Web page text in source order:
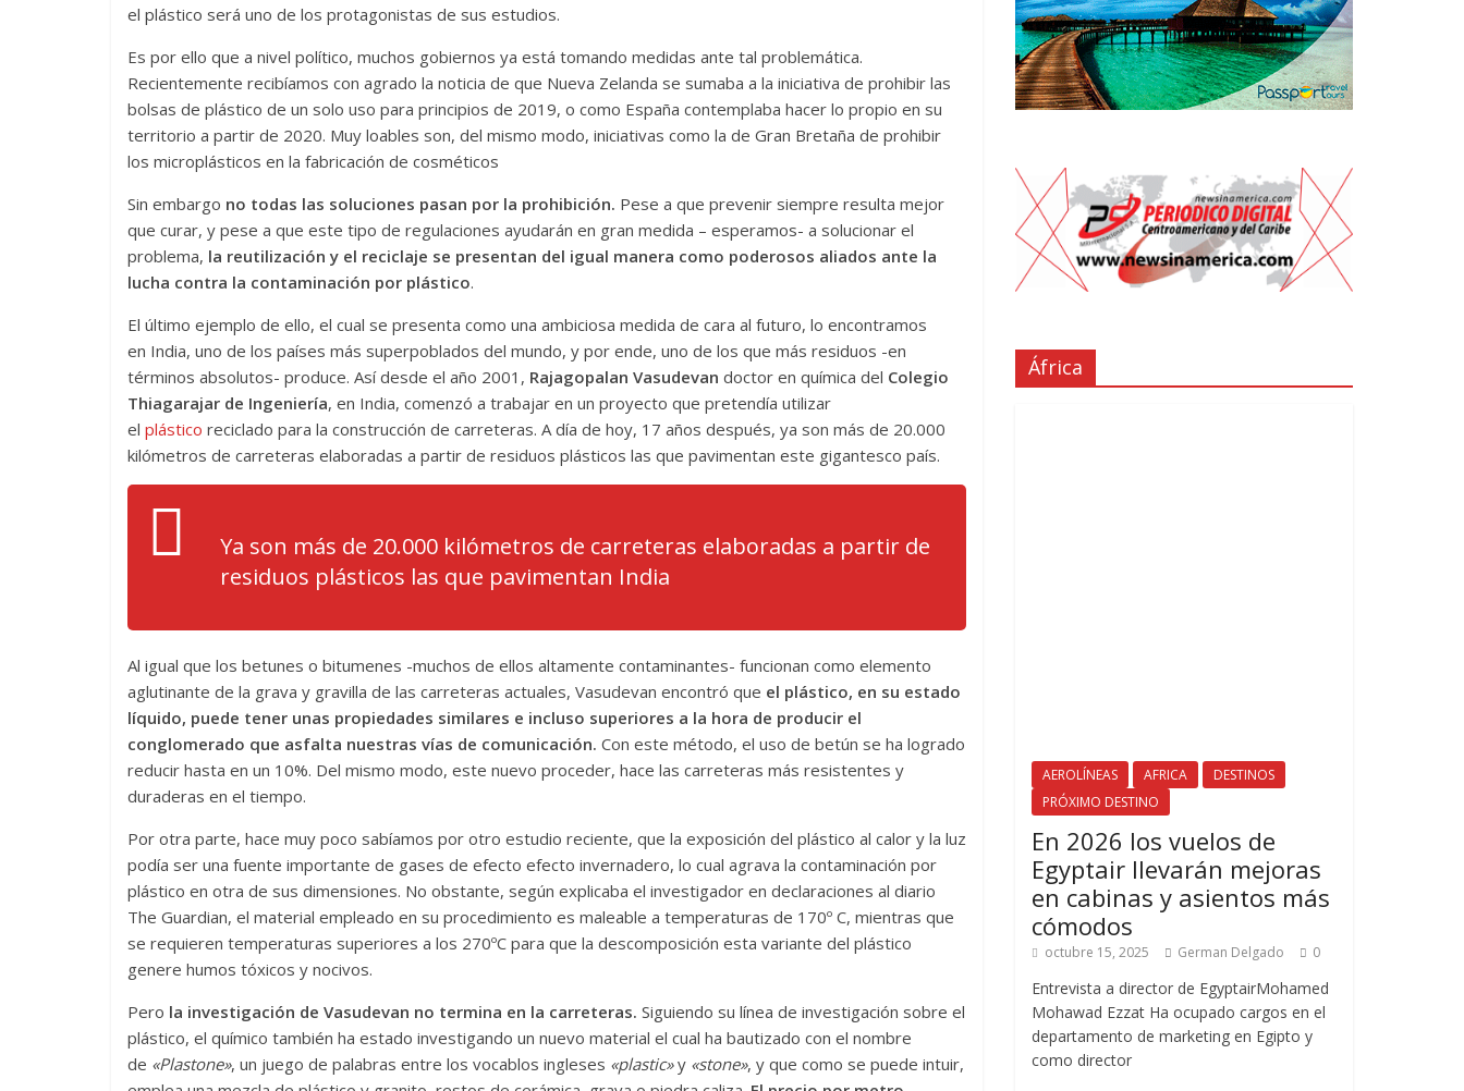
el plástico será uno de los protagonistas de sus estudios.
Es por ello que a nivel político, muchos gobiernos ya está tomando medidas ante tal problemática.
Recientemente recibíamos con agrado la noticia de que Nueva Zelanda se sumaba a la iniciativa de prohibir las
bolsas de plástico de un solo uso para principios de 2019, o como España contemplaba hacer lo propio en su
territorio a partir de 2020. Muy loables son, del mismo modo, iniciativas como la de Gran Bretaña de prohibir
los microplásticos en la fabricación de cosméticos
Sin embargo no todas las soluciones pasan por la prohibición. Pese a que prevenir siempre resulta mejor
que curar, y pese a que este tipo de regulaciones ayudarán en gran medida – esperamos- a solucionar el
problema, la reutilización y el reciclaje se presentan del igual manera como poderosos aliados ante la
lucha contra la contaminación por plástico.
El último ejemplo de ello, el cual se presenta como una ambiciosa medida de cara al futuro, lo encontramos
en India, uno de los países más superpoblados del mundo, y por ende, uno de los que más residuos -en
términos absolutos- produce. Así desde el año 2001, Rajagopalan Vasudevan doctor en química del Colegio
Thiagarajar de Ingeniería, en India, comenzó a trabajar en un proyecto que pretendía utilizar
el plástico reciclado para la construcción de carreteras. A día de hoy, 17 años después, ya son más de 20.000
kilómetros de carreteras elaboradas a partir de residuos plásticos las que pavimentan este gigantesco país.
Ya son más de 20.000 kilómetros de carreteras elaboradas a partir de
residuos plásticos las que pavimentan India
Al igual que los betunes o bitumenes -muchos de ellos altamente contaminantes- funcionan como elemento
aglutinante de la grava y gravilla de las carreteras actuales, Vasudevan encontró que el plástico, en su estado
líquido, puede tener unas propiedades similares e incluso superiores a la hora de producir el
conglomerado que asfalta nuestras vías de comunicación. Con este método, el uso de betún se ha logrado
reducir hasta en un 10%. Del mismo modo, este nuevo proceder, hace las carreteras más resistentes y
duraderas en el tiempo.
Por otra parte, hace muy poco sabíamos por otro estudio reciente, que la exposición del plástico al calor y la luz
podía ser una fuente importante de gases de efecto efecto invernadero, lo cual agrava la contaminación por
plástico en otra de sus dimensiones. No obstante, según explicaba el investigador en declaraciones al diario
The Guardian, el material empleado en su procedimiento es maleable a temperaturas de 170º C, mientras que
se requieren temperaturas superiores a los 270ºC para que la descomposición esta variante del plástico
genere humos tóxicos y nocivos.
Pero la investigación de Vasudevan no termina en la carreteras. Siguiendo su línea de investigación sobre el
plástico, el químico también ha estado investigando un nuevo material el cual ha bautizado con el nombre
de «Plastone», un juego de palabras entre los vocablos ingleses «plastic»y «stone», y que como se puede intuir,
África
AEROLÍNEAS AFRICA
DESTINOS
PRÓXIMO DESTINO
En 2026 los vuelos de
Egyptair llevarán mejoras
en cabinas y asientos más
cómodos
octubre 15, 2025 German Delgado 0
Entrevista a director de EgyptairMohamed
Mohawad Ezzat Ha ocupado cargos en el
departamento de marketing en Egipto y
como director